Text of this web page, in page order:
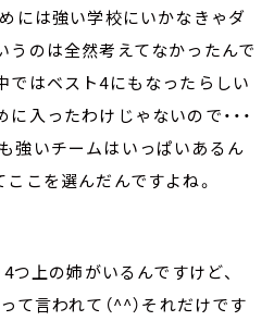
には強い学校にいかなきゃダ
うのは全然考えてなかったんで
ではベスト4にもなったらしい
入ったわけじゃないので・・・
強いチームはいっぱいあるん
こを選んだんですよね。
4つ上の姉がいるんですけど、
て言われて（^^）それだけです